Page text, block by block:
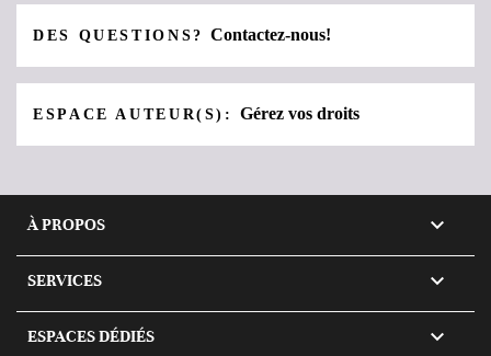
DES QUESTIONS?Contactez-nous!
ESPACE AUTEUR(S):Gérez vos droits
À PROPOS 
SERVICES 
ESPACES DÉDIÉS 